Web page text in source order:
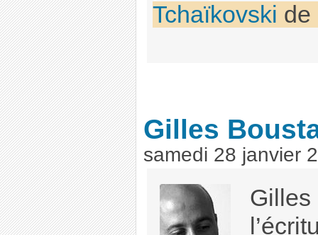
Tchaïkovski de
Gilles
samedi 28 janvier
Gilles